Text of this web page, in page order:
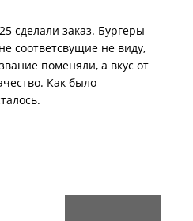
сделали заказ. Бургеры
соответсвущие не виду,
поменяли, а вкус от
Как было